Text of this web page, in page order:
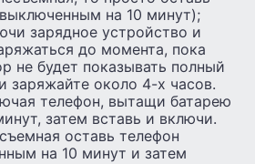
на 10 минут);
зарядное устройство и
до момента, пока
не будет показывать полный
заряжайте около 4-х часов.
телефон, вытащи батарею
затем вставь и включи.
оставь телефон
на 10 минут и затем